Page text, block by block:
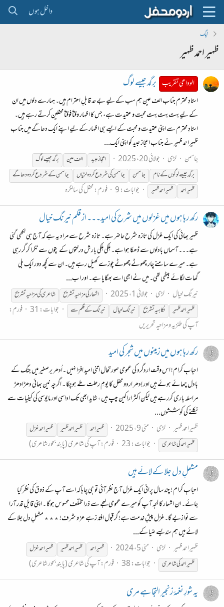
داخل ہوں
ٹیگ
ظہیر احمد ظہیر
الوداعی تقریب برگد جیسے لوگ
استادِ محترم جناب الف عین ہم سب کے لیے بے حد قابلِ احترام ہیں۔ ہمارے دلوں میں ان
کے لیے بہت بہت بہت محبت و عقیدت ہے، جس کا اظہار وقتاً فوقتاً محفلین کرتے رہے ہیں۔
استادِ محترم سے اپنی عقیدت و محبت کے ایسے ہی اظہار کے لیے اپنے ایک دھاگے میں جناب
ظہیراحمدظہیر نے جناب اعجاز عبید کو اپنی ایک...
جاسمن
لڑی جولائی 20، 2025 اعجاز عبید الف عین
برگد جیسے لوگ
برگد جیسے لوگوں کے نام
جاسمن جاسمن کی شروع کردہ لڑیاں
جاسمن کے شروع کردہ دھاگے
ظہیراحمد ظہیراحمدظہیر جوابات: 9 فورم:محفل کی سالگرہ
رکھ رہا ہوں میں غزلوں میں شرح کی امید۔۔۔ از قلم نیرنگ خیال
ظہیر بھائی کی ایک غزل کی تازہ شرح حاضر ہے۔ تازہ شرح سے مراد یہ ہے کہ آج ہی لکھی گئی
ہے۔۔۔ آسماں بادلوں سے ڈھکا ہواہے۔ ہلکی ہلکی بارش درختوں کے پتوں سے ٹکرا کر گر رہی
ہے۔ میرے سامنے چار چھوٹے چھوٹے چوزے کھیل رہے ہیں۔ ان سے کچھ دور ایک بلی
گھات لگائے بیٹھی تھی۔ میں نے ابھی اسے بھگایا ہے۔ اور اب...
نیرنگ خیال
لڑی جولائی 1، 2025 اشعار کی مزاحیہ تشریح
شاعری کی مزاحیہ تشریح
ظہیراحمدظہیر فکاہیہ تشریح نیرنگ خیال نیرنگ کے قلم سے جوابات: 31
فورم:
آپ کی طنزیہ و مزاحیہ تحریریں
رکھ رہا ہوں میں زمینوں میں شجر کی امید
احبابِ کرام! اس وقت اردگرد کی عمومی صورتحال اتنی امید افزا نہیں ۔اُدھر برصغیر میں جنگ کے
بادل چھائے ہوئے ہیں اور اِدھر اردو محفل کا یومِ رحلت طے ہوچکا ۔ اگرچہ نین بھائی دھڑادھڑ
مراسلہ باری کررہے ہیں لیکن اکثر اراکین چپ ہیں ، شاید ابھی تک اداسی اور مایوسی کی کیفیات سے
نکلنے کی کوششوں...
ظہیراحمدظہیر لڑی مئی 9، 2025 ظہیراحمد ظہیراحمدظہیر ظہیراحمد غزل
ظہیراحمد کی شاعری جوابات: 23 فورم:آپ کی شاعری (پابندِ بحور شاعری)
مشعلِ دل جلا کے لائے ہیں
احبابِ کرام ! چند سال پرانی ایک غزل آج نظر آئی تو جی چاہا کہ اسے آپ کے ذوق کی نظر کیا
جائے۔ ان اشعار کا لہجہ آپ کو میرے عمومی لہجے سے ذرا مختلف محسوس ہوگا ۔ اپنی قابلِ قدر آرا
سے نوازیے گا۔غزل پیشِ خدمت ہے! گر قبول افتد زہے عز و شرف! ٭٭٭ مشعلِ دل جلا کے
لائے ہیں ہم سندیسے ضیا کے...
ظہیراحمدظہیر لڑی مئی 5، 2024 ظہیراحمد ظہیراحمدظہیر ظہیراحمد غزل
ظہیراحمد کی شاعری جوابات: 38 فورم:آپ کی شاعری (پابندِ بحور شاعری)
یہ شورِ نغمۂ زنجیر التجا ہے مری